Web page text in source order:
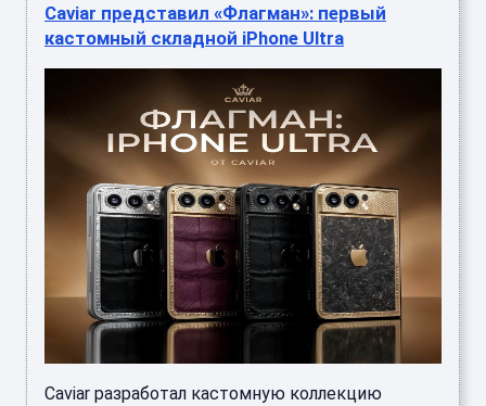
Caviar представил «Флагман»: первый
кастомный складной iPhone Ultra
Caviar разработал кастомную коллекцию